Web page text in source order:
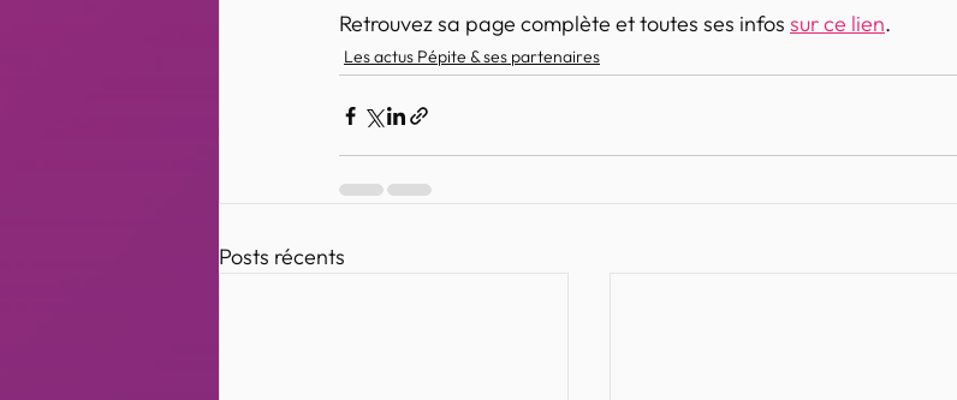
Retrouvez sa page complète et toutes ses infos sur ce lien.
Les actus Pépite & ses partenaires
Posts récents